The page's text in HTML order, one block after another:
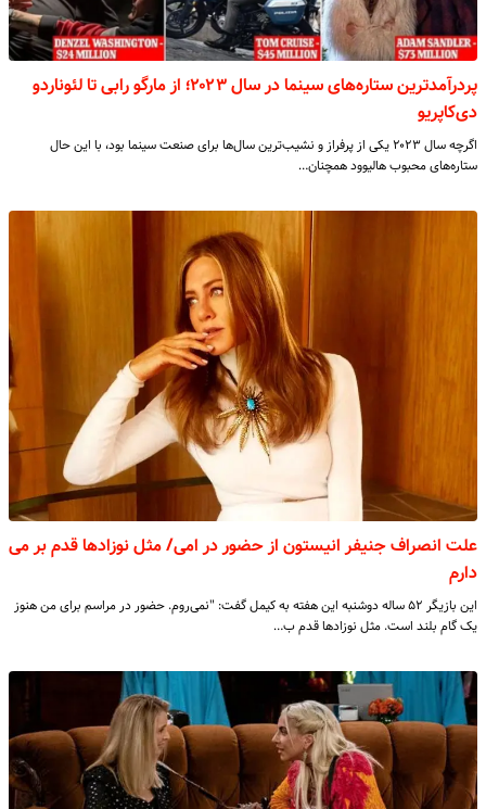
پردرآمدترین ستاره‌های سینما در سال ۲۰۲۳؛ از مارگو رابی تا لئوناردو
دی‌کاپریو
اگرچه سال ۲۰۲۳ یکی از پرفراز و نشیب‌ترین سال‌ها برای صنعت سینما بود، با این حال
ستاره‌های محبوب هالیوود همچنان…
علت انصراف جنیفر انیستون از حضور در امی/ مثل نوزادها قدم بر می
دارم
این بازیگر ۵۲ ساله دوشنبه این هفته به کیمل گفت: "نمی‌روم. حضور در مراسم برای من هنوز
یک گام بلند است. مثل نوزادها قدم ب…